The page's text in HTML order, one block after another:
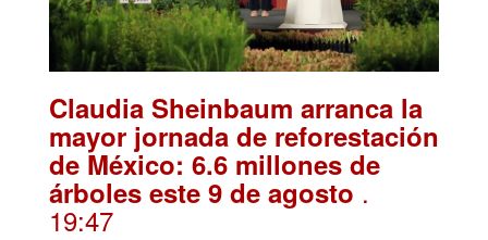
Claudia Sheinbaum arranca la
mayor jornada de reforestación
de México: 6.6 millones de
árboles este 9 de agosto .
19:47